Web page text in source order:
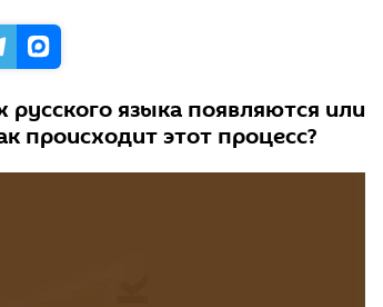
языка появляются или
происходит этот процесс?